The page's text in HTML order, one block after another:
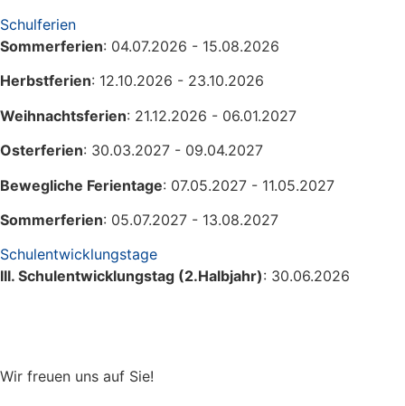
Schulferien
Sommerferien: 04.07.2026 - 15.08.2026
Herbstferien: 12.10.2026 - 23.10.2026
Weihnachtsferien: 21.12.2026 - 06.01.2027
Osterferien: 30.03.2027 - 09.04.2027
Bewegliche Ferientage: 07.05.2027 - 11.05.2027
Sommerferien: 05.07.2027 - 13.08.2027
Schulentwicklungstage
III. Schulentwicklungstag (2.Halbjahr): 30.06.2026
Wir freuen uns auf Sie!